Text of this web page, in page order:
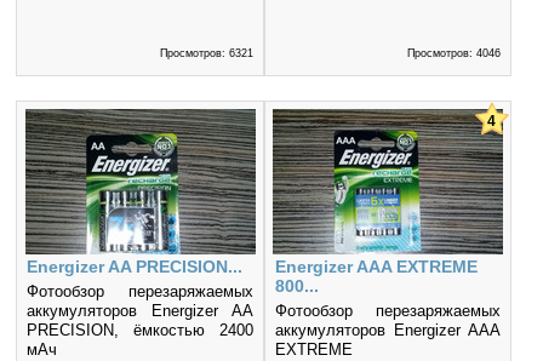
Просмотров: 6321 Просмотров: 4046
Energizer AA PRECISION...
Фотообзор перезаряжаемых
аккумуляторов Energizer AA
PRECISION, ёмкостью 2400
мАч
Energizer AAA EXTREME
800...
Фотообзор перезаряжаемых
аккумуляторов Energizer AAA
EXTREME
4